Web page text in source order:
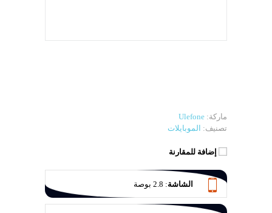
ماركة: Ulefone
تصنيف: الموبايلات
إضافة للمقارنة
الشاشة: 2.8 بوصة